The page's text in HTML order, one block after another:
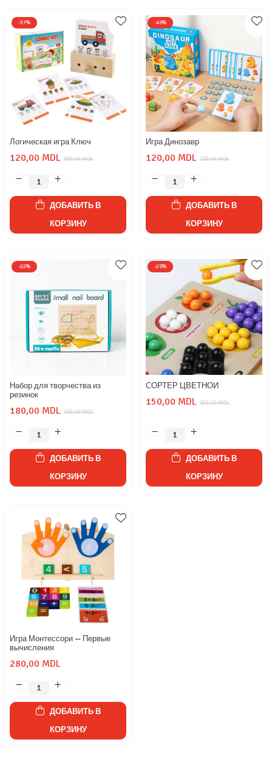
-37%
Логическая игра Ключ
190,00 MDL
120,00 MDL
ДОБАВИТЬ В
КОРЗИНУ
-45%
Игра Динозавр
220,00 MDL
120,00 MDL
ДОБАВИТЬ В
КОРЗИНУ
-22%
Набор для творчества из
резинок
230,00 MDL
180,00 MDL
ДОБАВИТЬ В
КОРЗИНУ
-25%
СОРТЕР ЦВЕТНОЙ
200,00 MDL
150,00 MDL
ДОБАВИТЬ В
КОРЗИНУ
Игра Монтессори — Первые
вычисления
280,00 MDL
ДОБАВИТЬ В
КОРЗИНУ